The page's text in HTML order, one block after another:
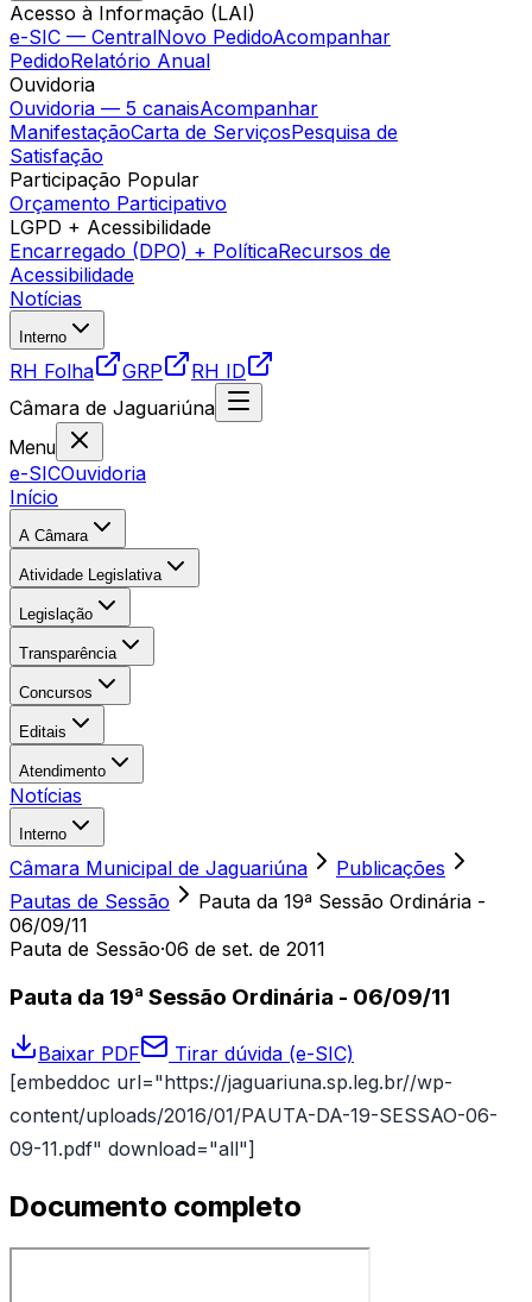
Acesso à Informação (LAI)
e-SIC — CentralNovo PedidoAcompanhar
PedidoRelatório Anual
Ouvidoria
Ouvidoria — 5 canaisAcompanhar
ManifestaçãoCarta de ServiçosPesquisa de
Satisfação
Participação Popular
Orçamento Participativo
LGPD + Acessibilidade
Encarregado (DPO) + PolíticaRecursos de
Acessibilidade
Notícias
Interno
RH Folha GRP
RH ID
Câmara de Jaguariúna
Menu
e-SICOuvidoria
Início
A Câmara
Atividade Legislativa
Legislação
Transparência
Concursos
Editais
Atendimento
Notícias
Interno
Câmara Municipal de Jaguariúna
Publicações
Pautas de Sessão
Pauta da 19ª Sessão Ordinária -
06/09/11
Pauta de Sessão·06 de set. de 2011
Pauta da 19ª Sessão Ordinária - 06/09/11
Baixar PDF
Tirar dúvida (e-SIC)
[embeddoc url="https://jaguariuna.sp.leg.br//wp-
content/uploads/2016/01/PAUTA-DA-19-SESSAO-06-
09-11.pdf" download="all"]
Documento completo